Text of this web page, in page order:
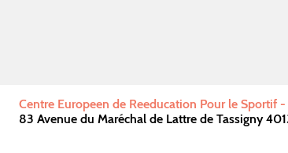
Centre Europeen de Reeducation Pour le Sportif
83 Avenue du Maréchal de Lattre de Tassigny